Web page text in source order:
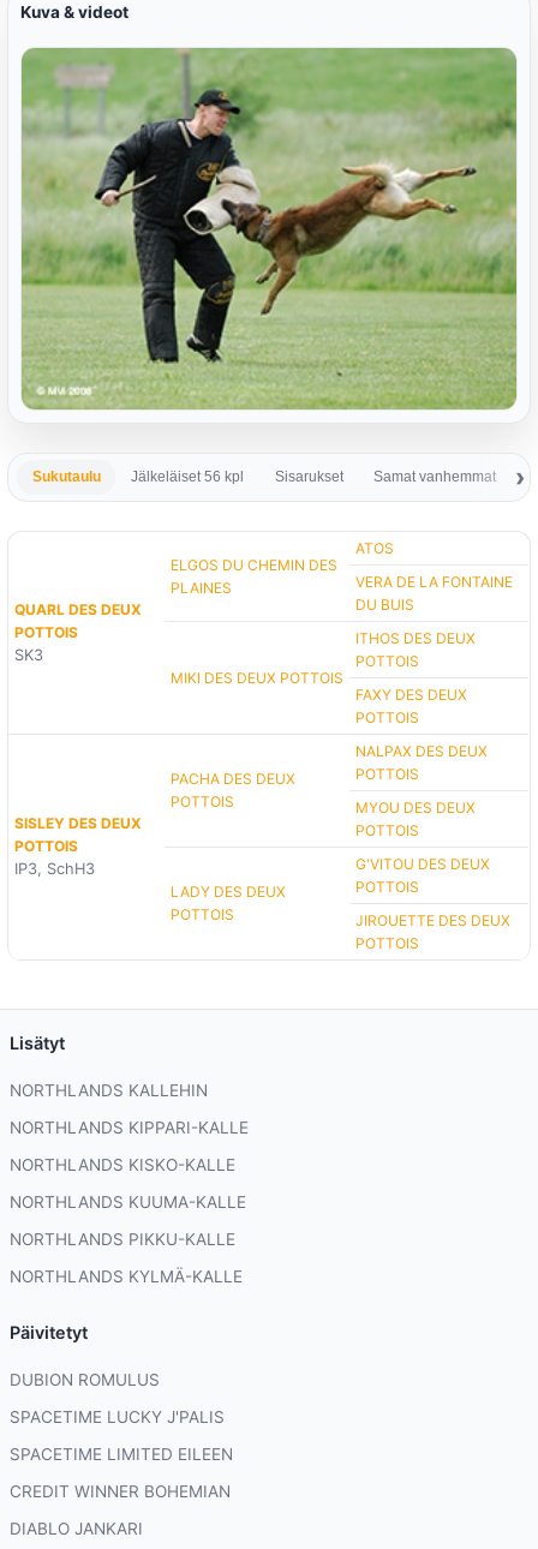
Kuva & videot
Sukutaulu Jälkeläiset 56 kpl Sisarukset Samat vanhemmat
QUARL DES DEUX
POTTOIS
SK3
ELGOS DU CHEMIN DES
PLAINES
ATOS
VERA DE LA FONTAINE
DU BUIS
MIKI DES DEUX POTTOIS
ITHOS DES DEUX
POTTOIS
FAXY DES DEUX
POTTOIS
SISLEY DES DEUX
POTTOIS
IP3, SchH3
PACHA DES DEUX
POTTOIS
NALPAX DES DEUX
POTTOIS
MYOU DES DEUX
POTTOIS
LADY DES DEUX
POTTOIS
G'VITOU DES DEUX
POTTOIS
JIROUETTE DES DEUX
POTTOIS
Lisätyt
NORTHLANDS KALLEHIN
NORTHLANDS KIPPARI-KALLE
NORTHLANDS KISKO-KALLE
NORTHLANDS KUUMA-KALLE
NORTHLANDS PIKKU-KALLE
NORTHLANDS KYLMÄ-KALLE
Päivitetyt
DUBION ROMULUS
SPACETIME LUCKY J'PALIS
SPACETIME LIMITED EILEEN
CREDIT WINNER BOHEMIAN
DIABLO JANKARI